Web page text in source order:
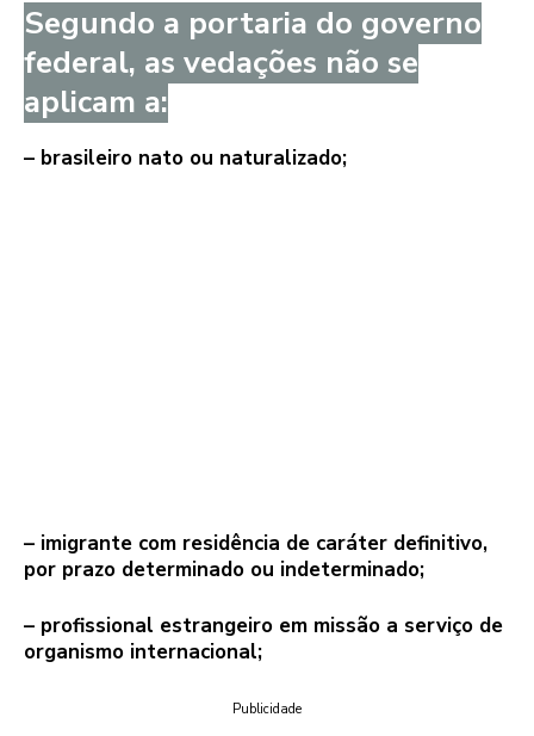
Segundo a portaria do governo
federal, as vedações não se
aplicam a:
– brasileiro nato ou naturalizado;
– imigrante com residência de caráter definitivo,
por prazo determinado ou indeterminado;
– profissional estrangeiro em missão a serviço de
organismo internacional;
Publicidade